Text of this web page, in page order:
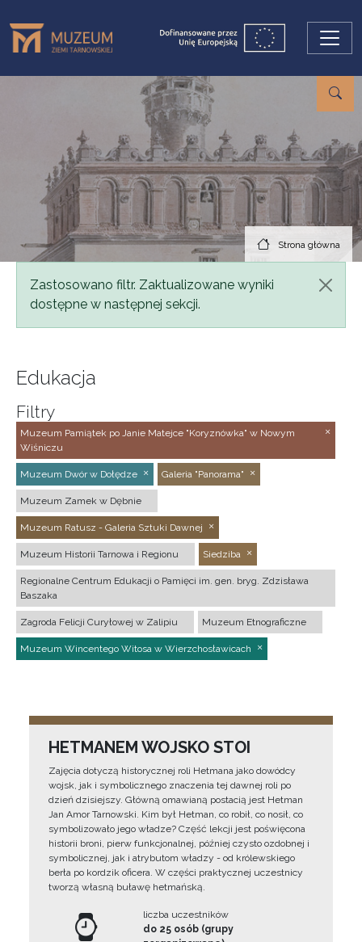
Strona główna
Komunikat
Zastosowano filtr. Zaktualizowane wyniki
dostępne w następnej sekcji.
Edukacja
Filtry
Muzeum Pamiątek po Janie Matejce "Koryznówka" w Nowym
Wiśniczu
Muzeum Dwór w Dołędze Galeria "Panorama"
Muzeum Zamek w Dębnie
Muzeum Ratusz - Galeria Sztuki Dawnej
Muzeum Historii Tarnowa i Regionu Siedziba
Regionalne Centrum Edukacji o Pamięci im. gen. bryg. Zdzisława
Baszaka
Zagroda Felicji Curyłowej w Zalipiu Muzeum Etnograficzne
Muzeum Wincentego Witosa w Wierzchosławicach
HETMANEM WOJSKO STOI
Zajęcia dotyczą historycznej roli Hetmana jako dowódcy
wojsk, jak i symbolicznego znaczenia tej dawnej roli po
dzień dzisiejszy. Główną omawianą postacią jest Hetman
Jan Amor Tarnowski. Kim był Hetman, co robił, co nosił, co
symbolizowało jego władze? Część lekcji jest poświęcona
historii broni, pierw funkcjonalnej, później czysto ozdobnej i
symbolicznej, jak i atrybutom władzy - od królewskiego
berła po kordzik oficera. W części praktycznej uczestnicy
tworzą własną buławę hetmańską.
liczba uczestników
do 25 osób (grupy